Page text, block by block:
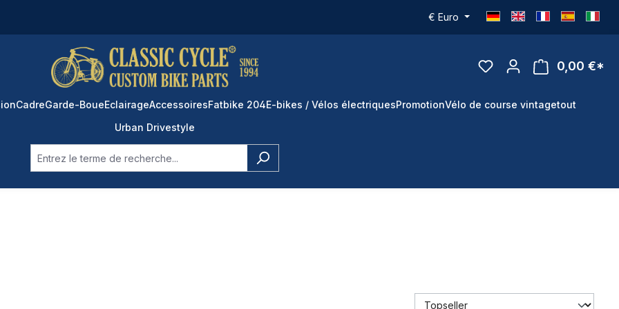
€ Euro
0,00 €*
CadreGarde-BoueEclairageAccessoiresFatbike 204E-bikes / Vélos électriquesPromotionVélo de course vintagetout
Urban Drivestyle